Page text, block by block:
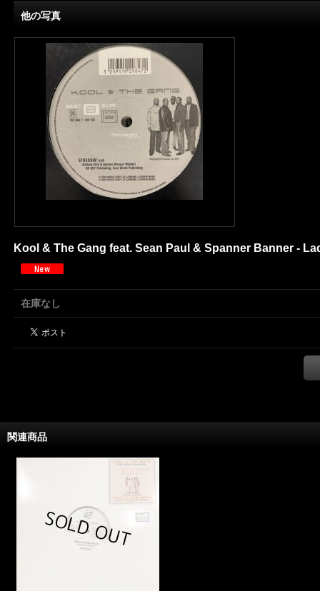
他の写真
Kool & The Gang feat. Sean Paul & Spanner Banner -
在庫なし
関連商品